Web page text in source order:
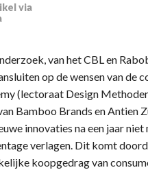
via
van het CBL en
op de wensen van de
(lectoraat Design
Bamboo Brands en Antien
innovaties na een jaar niet
verlagen. Dit komt
koopgedrag van